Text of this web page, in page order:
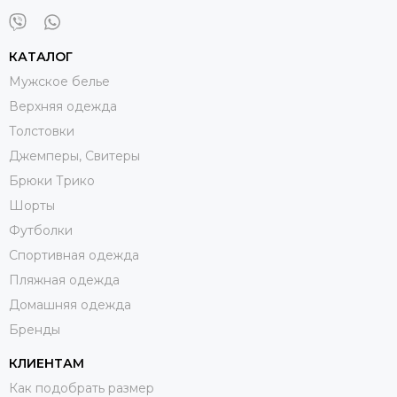
первого (базового) слоя на теле под повседневной
Для городских условий
температурой воздуха и кратковременным
нахождением на холодном воздухе, подойдет базовый
легкий слой термобелья сделанное
одежда может иметь внутренний флисовый слой-
начес удерживающий тепло. Выбирайте
термофутболки, термотрусы,
комплекты термобелья из шерсти мериносов.
туризмом, рыбалкой и охотой
надежную защиту от холода до -60. Термобелье
КАТАЛОГ
Мужское белье
Верхняя одежда
Толстовки
Джемперы, Свитеры
Брюки Трико
Шорты
Футболки
Спортивная одежда
Пляжная одежда
Домашняя одежда
Бренды
КЛИЕНТАМ
Как подобрать размер